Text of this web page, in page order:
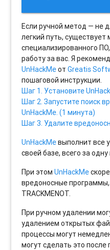
Если ручной метод — не
легкий путь,
специализированного
работу за вас. Я
UnHackMeотGreatis
пошаговой инструкции.
Шаг 1. Установите
Шаг 2. Запустите поиск
UnHackMe. (1 минута)
Шаг 3. Удалите
UnHackMeвыполнит все
своей базе, всего за одну
При этомUnHackMe
вредоносные
TRACKMENOT.
При ручном удалении
удалением открытых
процессы могут
могут сделать это после